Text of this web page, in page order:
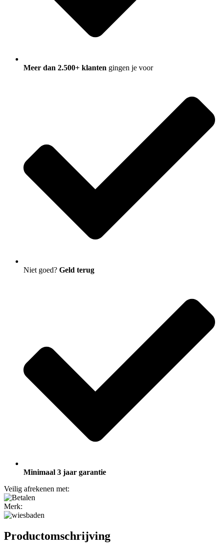
Meer dan 2.500+ klanten gingen je voor
Niet goed? Geld terug
Minimaal 3 jaar garantie
Veilig afrekenen met:
Merk:
Productomschrijving